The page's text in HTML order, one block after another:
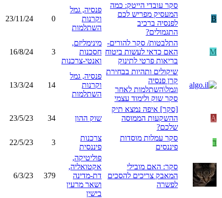
B
סקר עובדי הייטק: כמה
המעסיק מפריש לכם
לפנסיה ברכיב
התגמולים?
פנסיה, גמל
וקרנות
השתלמות
0
23/11/24
M
התלבטות/ סקר להורים-
האם כדאי לעשות ביטוח
בריאות פרטי לתינוק
מינימליזם,
חסכנות
ואנטי-צרכנות
3
16/8/24
שיקולים ותהיות בבחירת
קרן פנסיה
וגמל\השתלמות לאחר
סקר שוק ולימוד עצמי
פנסיה, גמל
וקרנות
השתלמות
14
13/3/24
A
[סקר] איפה נמצא תיק
ההשקעות הממוסה
שלכם?
שוק ההון 34
23/5/23
ד
סקר עמלות מוסדות
פיננסים
צרכנות
פיננסית
3
22/5/23
סקר: האם מובילי
המאבק צריכים להסכים
לפשרה
פוליטיקה,
אקטואליה,
דת-מדינה
ושאר מרעין
בישין
379
6/3/23